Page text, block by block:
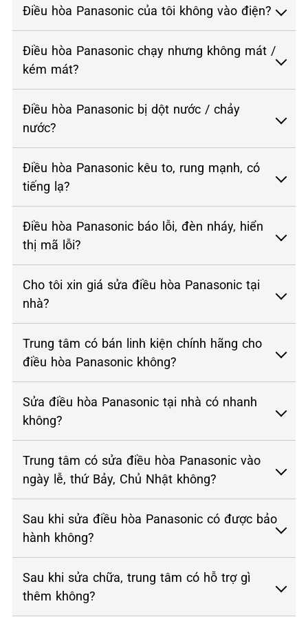
Điều hòa Panasonic của tôi không vào điện?
Điều hòa Panasonic chạy nhưng không mát /
kém mát?
Điều hòa Panasonic bị dột nước / chảy
nước?
Điều hòa Panasonic kêu to, rung mạnh, có
tiếng lạ?
Điều hòa Panasonic báo lỗi, đèn nháy, hiển
thị mã lỗi?
Cho tôi xin giá sửa điều hòa Panasonic tại
nhà?
Trung tâm có bán linh kiện chính hãng cho
điều hòa Panasonic không?
Sửa điều hòa Panasonic tại nhà có nhanh
không?
Trung tâm có sửa điều hòa Panasonic vào
ngày lễ, thứ Bảy, Chủ Nhật không?
Sau khi sửa điều hòa Panasonic có được bảo
hành không?
Sau khi sửa chữa, trung tâm có hỗ trợ gì
thêm không?